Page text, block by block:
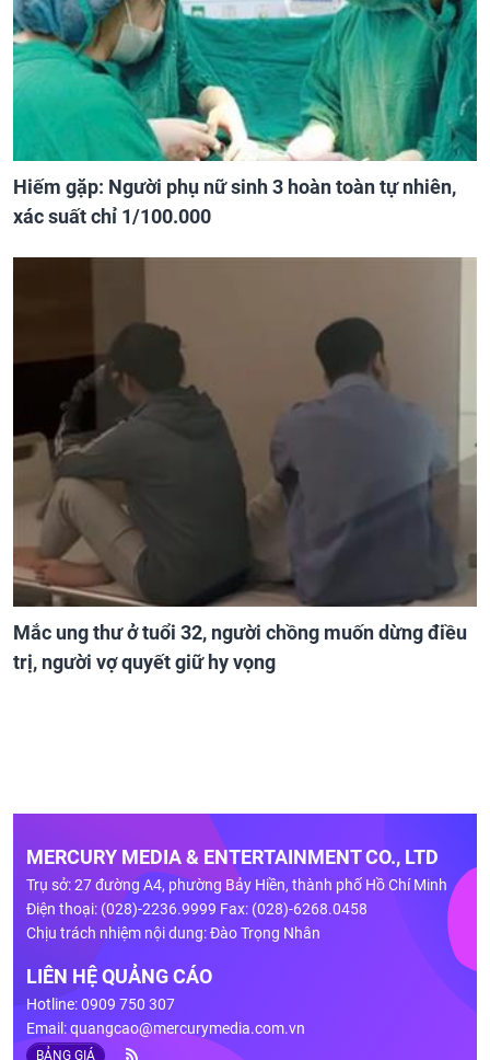
Hiếm gặp: Người phụ nữ sinh 3 hoàn toàn tự nhiên,
xác suất chỉ 1/100.000
Mắc ung thư ở tuổi 32, người chồng muốn dừng điều
trị, người vợ quyết giữ hy vọng
MERCURY MEDIA & ENTERTAINMENT CO., LTD
Trụ sở: 27 đường A4, phường Bảy Hiền, thành phố Hồ Chí Minh
Điện thoại: (028)-2236.9999 Fax: (028)-6268.0458
Chịu trách nhiệm nội dung: Đào Trọng Nhân
LIÊN HỆ QUẢNG CÁO
Hotline: 0909 750 307
Email:quangcao@mercurymedia.com.vn
BẢNG GIÁ